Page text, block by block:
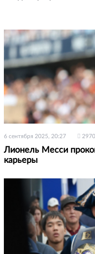
6 сентября 2025, 20:27 2970
Лионель Месси
карьеры